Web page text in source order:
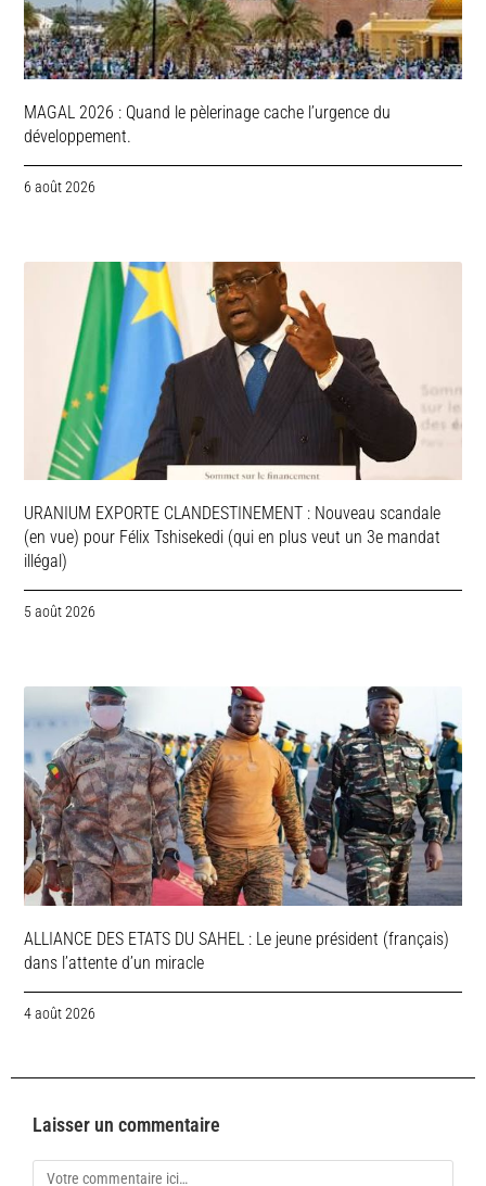
MAGAL 2026 : Quand le pèlerinage cache l’urgence du
développement.
6 août 2026
URANIUM EXPORTE CLANDESTINEMENT : Nouveau scandale
(en vue) pour Félix Tshisekedi (qui en plus veut un 3e mandat
illégal)
5 août 2026
ALLIANCE DES ETATS DU SAHEL : Le jeune président (français)
dans l’attente d’un miracle
4 août 2026
Laisser un commentaire